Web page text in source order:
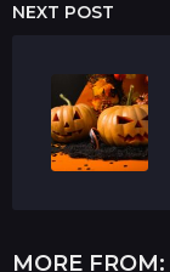
NEXT POST
MORE FROM: